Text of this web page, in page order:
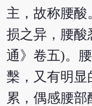
主，故称腰酸
损之异，腰酸
通》卷五)。
檕，又有明显
累，偶感腰部